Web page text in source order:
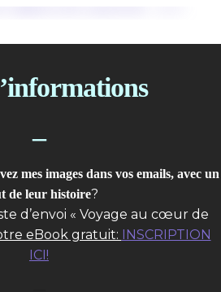
–
mes images dans vos emails, avec un
de leur histoire?
d’envoi « Voyage au cœur de
eBook gratuit: INSCRIPTION
ICI!